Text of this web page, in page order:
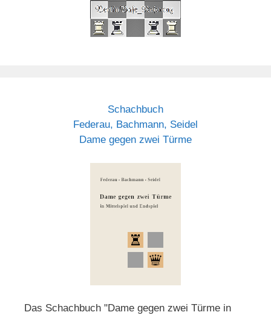
Schachbuch
Federau, Bachmann, Seidel
Dame gegen zwei Türme
Das Schachbuch "Dame gegen zwei Türme in